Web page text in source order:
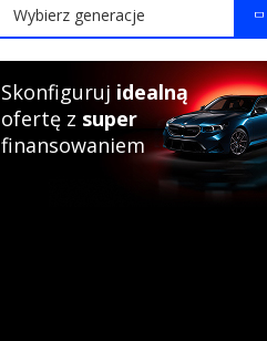
Wybierz generacje
Skonfiguruj idealną
ofertę z super
finansowaniem